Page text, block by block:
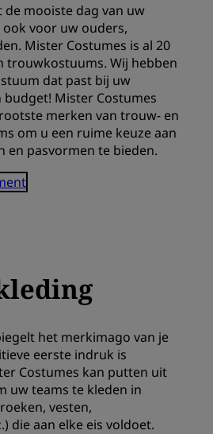
mooiste dag van uw
voor uw ouders,
Mister Costumes is al 20
trouwkostuums. Wij hebben
dat past bij uw
Mister Costumes
merken van trouw- en
om u een ruime keuze aan
en pasvormen te bieden.
het merkimago van je
eerste indruk is
Costumes kan putten uit
uw teams te kleden in
vesten,
die aan elke eis voldoet.